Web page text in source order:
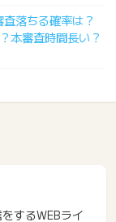
落ちる確率は？
本審査時間長い？
するWEBライ